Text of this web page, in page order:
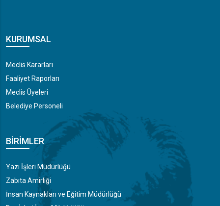
KURUMSAL
Meclis Kararları
Faaliyet Raporları
Meclis Üyeleri
Belediye Personeli
BIRIMLER
Yazı İşleri Müdürlüğü
Zabıta Amirliği
İnsan Kaynakları ve Eğitim Müdürlüğü